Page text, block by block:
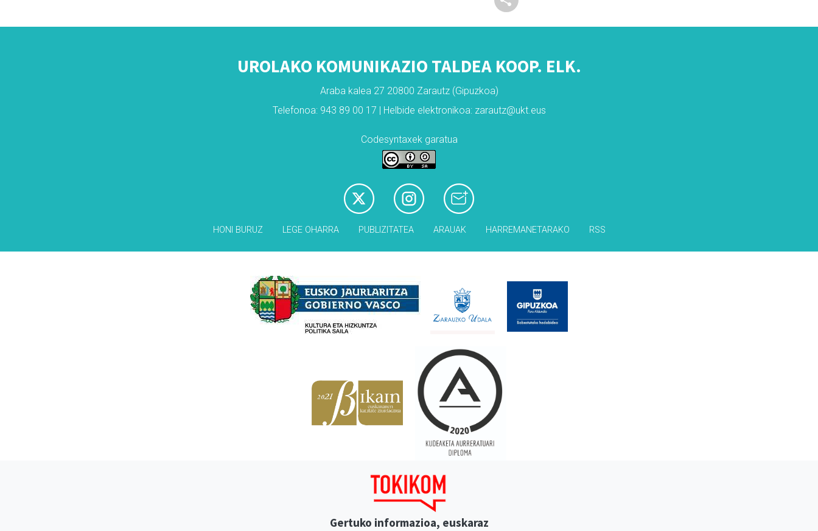
UROLAKO KOMUNIKAZIO TALDEA KOOP. ELK.
Araba kalea 27 20800 Zarautz (Gipuzkoa)
Telefonoa: 943 89 00 17 | Helbide elektronikoa: zarautz@ukt.eus
Codesyntaxek garatua
HONI BURUZ LEGE OHARRA PUBLIZITATEA ARAUAK HARREMANETARAKO RSS
Gertuko informazioa, euskaraz